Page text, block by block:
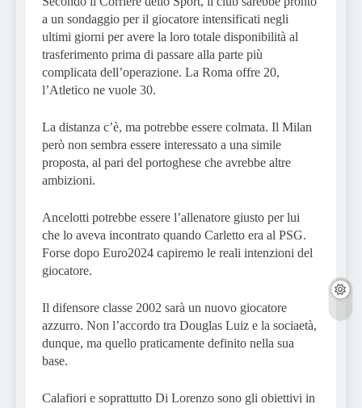
a un sondaggio per il giocatore intensificati negli
ultimi giorni per avere la loro totale disponibilità al
trasferimento prima di passare alla parte più
complicata dell’operazione. La Roma offre 20,
l’Atletico ne vuole 30.
La distanza c’è, ma potrebbe essere colmata. Il Milan
però non sembra essere interessato a una simile
proposta, al pari del portoghese che avrebbe altre
ambizioni.
Ancelotti potrebbe essere l’allenatore giusto per lui
che lo aveva incontrato quando Carletto era al PSG.
Forse dopo Euro2024 capiremo le reali intenzioni del
giocatore.
Il difensore classe 2002 sarà un nuovo giocatore
azzurro. Non l’accordo tra Douglas Luiz e la sociaetà,
dunque, ma quello praticamente definito nella sua
base.
Calafiori e soprattutto Di Lorenzo sono gli obiettivi in